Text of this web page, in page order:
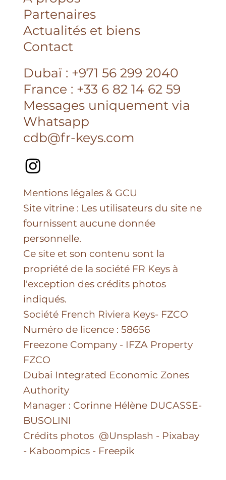
Dubaï : +971 56 299 2040
France : +33 6 82 14 62 59
Messages uniquement via
Whatsapp
cdb@fr-keys.com
Accueil
À propos
Partenaires
Actualités et biens
Contact
Mentions légales & GCU
Site vitrine : Les utilisateurs du site ne
fournissent aucune donnée
personnelle.
Ce site et son contenu sont la
propriété de la société FR Keys à
l'exception des crédits photos
indiqués.
Société French Riviera Keys- FZCO
Numéro de licence : 58656
Freezone Company - IFZA Property
FZCO
Dubai Integrated Economic Zones
Authority